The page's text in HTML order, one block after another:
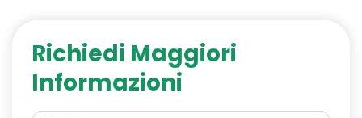
Richiedi Maggiori
Informazioni